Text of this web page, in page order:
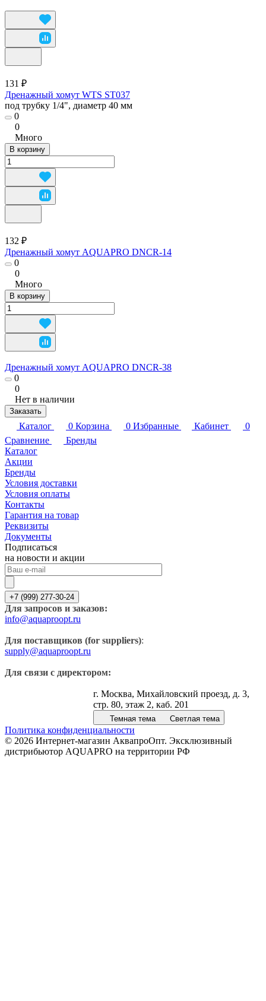
131 ₽
Дренажный хомут WTS ST037
под трубку 1/4", диаметр 40 мм
0
0
Много
В корзину
132 ₽
Дренажный хомут AQUAPRO DNCR-14
0
0
Много
В корзину
Дренажный хомут AQUAPRO DNCR-38
0
0
Нет в наличии
Заказать
Каталог 0 Корзина 0 Избранные Кабинет
0
Сравнение
Бренды
Каталог
Акции
Бренды
Условия доставки
Условия оплаты
Контакты
Гарантия на товар
Реквизиты
Документы
Подписаться
на новости и акции
+7 (999) 277-30-24
Для запросов и заказов:
info@aquaproopt.ru
Для поставщиков (for suppliers):
supply@aquaproopt.ru
Для связи с директором:
г. Москва, Михайловский проезд, д. 3,
стр. 80, этаж 2, каб. 201
Темная тема Светлая тема
Политика конфиденциальности
© 2026 Интернет-магазин АквапроОпт. Эксклюзивный
дистрибьютор AQUAPRO на территории РФ